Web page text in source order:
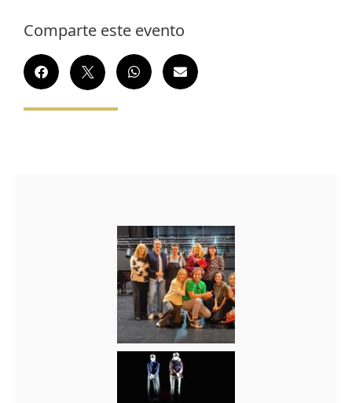
Comparte este evento